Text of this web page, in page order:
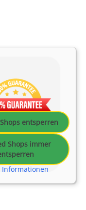
entsperren
Shops immer
Informationen